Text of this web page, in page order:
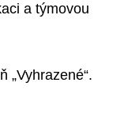
a týmovou
„Vyhrazené“.